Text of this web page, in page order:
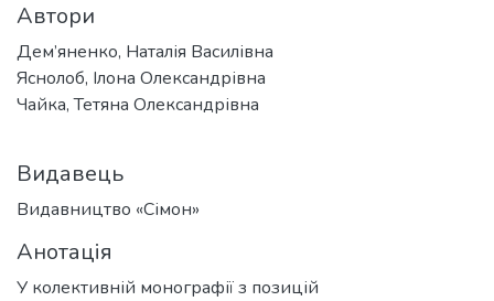
Автори
Дем’яненко, Наталія Василівна
Яснолоб, Ілона Олександрівна
Чайка, Тетяна Олександрівна
Видавець
Видавництво «Сімон»
Анотація
У колективній монографії з позицій